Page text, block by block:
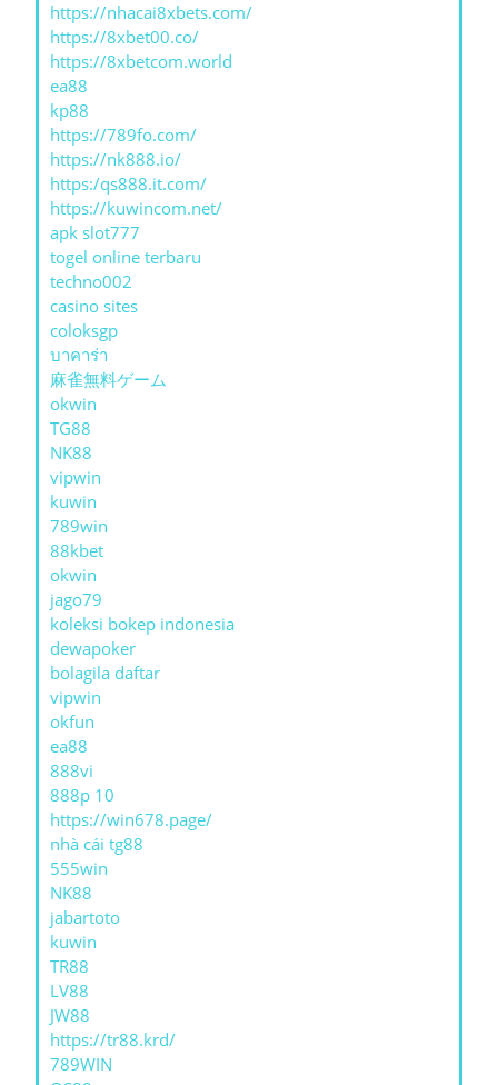
https://nhacai8xbets.com/
https://8xbet00.co/
https://8xbetcom.world
ea88
kp88
https://789fo.com/
https://nk888.io/
https:/qs888.it.com/
https://kuwincom.net/
apk slot777
togel online terbaru
techno002
casino sites
coloksgp
บาคาร่า
麻雀無料ゲーム
okwin
TG88
NK88
vipwin
kuwin
789win
88kbet
okwin
jago79
koleksi bokep indonesia
dewapoker
bolagila daftar
vipwin
okfun
ea88
888vi
888p 10
https://win678.page/
nhà cái tg88
555win
NK88
jabartoto
kuwin
TR88
LV88
JW88
https://tr88.krd/
789WIN